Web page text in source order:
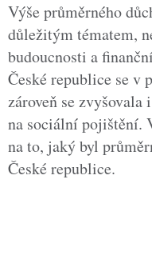
Výše průměrného
důležitým tématem,
budoucnosti a
České republice se v
zároveň se
na sociální pojištění.
na to, jaký byl
České republice.